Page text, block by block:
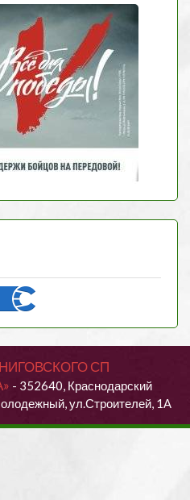
СП
- 352640, Краснодарский
ул.Строителей, 1А